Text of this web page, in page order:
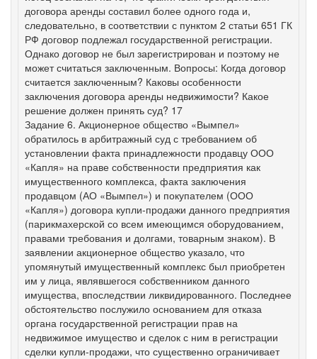
договора аренды составил более одного года и,
следовательно, в соответствии с пунктом 2 статьи 651 ГК
РФ договор подлежал государственной регистрации.
Однако договор не был зарегистрирован и поэтому не
может считаться заключенным. Вопросы: Когда договор
считается заключенным? Каковы особенности
заключения договора аренды недвижимости? Какое
решение должен принять суд? 17
Задание 6. Акционерное общество «Вымпел»
обратилось в арбитражный суд с требованием об
установлении факта принадлежности продавцу ООО
«Капля» на праве собственности предприятия как
имущественного комплекса, факта заключения
продавцом (АО «Вымпел») и покупателем (ООО
«Капля») договора купли-продажи данного предприятия
(парикмахерской со всем имеющимся оборудованием,
правами требования и долгами, товарным знаком). В
заявлении акционерное общество указало, что
упомянутый имущественный комплекс был приобретен
им у лица, являвшегося собственником данного
имущества, впоследствии ликвидированного. Последнее
обстоятельство послужило основанием для отказа
органа государственной регистрации прав на
недвижимое имущество и сделок с ним в регистрации
сделки купли-продажи, что существенно ограничивает